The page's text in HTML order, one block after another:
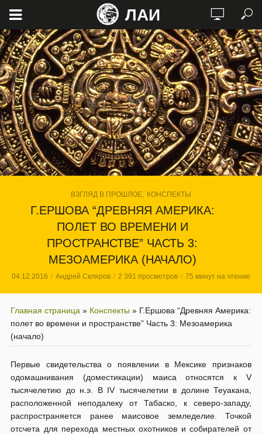
ЛАИ
ВЗГЛЯД В ПРОШЛОЕ КОНСПЕКТЫ
Г.ЕРШОВА “ДРЕВНЯЯ АМЕРИКА:
ПОЛЕТ ВО ВРЕМЕНИ И
ПРОСТРАНСТВЕ” ЧАСТЬ 3:
МЕЗОАМЕРИКА (НАЧАЛО)
04.12.2016 Андрей Скляров 2 391 просмотров 75 минут на чтение
Главная страница » Конспекты » Г.Ершова “Древняя Америка:
полет во времени и пространстве” Часть 3: Мезоамерика
(начало)
Первые свидетельства о появлении в Мексике признаков
одомашнивания (доместикации) маиса относятся к V
тысячелетию до н.э. В IV тысячелетии в долине Теуакана,
расположенной неподалеку от Табаско, к северо-западу,
распространяется ранее маисовое земледелие. Точкой
отсчета для перехода местных охотников и собирателей от